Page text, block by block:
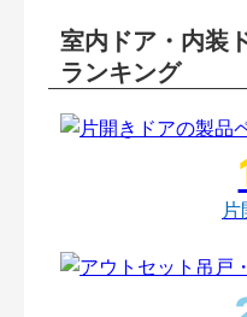
室内ドア・内装
ランキング
片